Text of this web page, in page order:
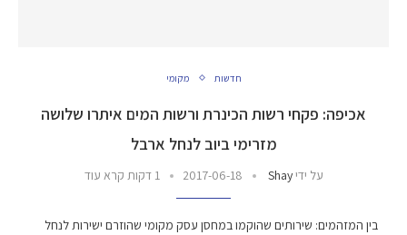
חדשות מקומי
אכיפה: פקחי רשות הכינרת ורשות המים איתרו שלושה
מזרימי ביוב לנחל ארבל
על ידיShay
2017-06-18 1 דקות קרא עוד
בין המזהמים: שירותים שהוקמו במחסן עסק מקומי שהוזרם ישירות לנחל